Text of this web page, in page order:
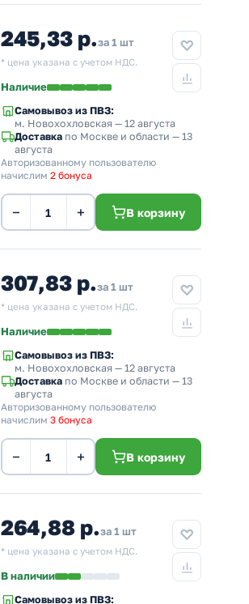
245,33 р.за 1 шт
* цена указана с учетом НДС.
Наличие
Самовывоз из ПВЗ:
м. Новохохловская — 12 августа
Доставка по Москве и области — 13
августа
Авторизованному пользователю
начислим 2 бонуса
− + В корзину
307,83 р.за 1 шт
* цена указана с учетом НДС.
Наличие
Самовывоз из ПВЗ:
м. Новохохловская — 12 августа
Доставка по Москве и области — 13
августа
Авторизованному пользователю
начислим 3 бонуса
− + В корзину
264,88 р.за 1 шт
* цена указана с учетом НДС.
В наличии
Самовывоз из ПВЗ: